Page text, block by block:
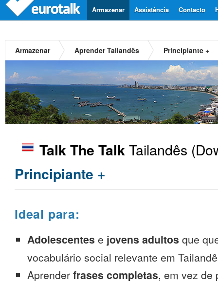
Contacto
Assistência
Armazenar
Armazenar Aprender Tailandês Principiante +
Talk The TalkTailandês
Principiante +
Ideal para:
Adolescentes e jovens adultos que
vocabulário social relevante em
Aprender frases completas, em vez de